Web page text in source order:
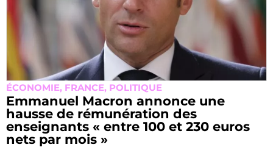
ÉCONOMIE, FRANCE, POLITIQUE
Emmanuel Macron annonce une
hausse de rémunération des
enseignants « entre 100 et 230 euros
nets par mois »